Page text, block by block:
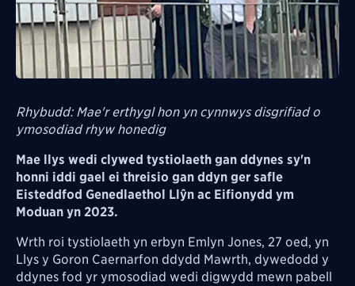
Rhybudd: Mae'r erthygl hon yn cynnwys disgrifiad o
ymosodiad rhyw honedig
Mae llys wedi clywed tystiolaeth gan ddynes sy'n
honni iddi gael ei threisio gan ddyn ger safle
Eisteddfod Genedlaethol Llŷn ac Eifionydd ym
Moduan yn 2023.
Wrth roi tystiolaeth yn erbyn Emlyn Jones, 27 oed, yn
Llys y Goron Caernarfon ddydd Mawrth, dywedodd y
ddynes fod yr ymosodiad wedi digwydd mewn pabell